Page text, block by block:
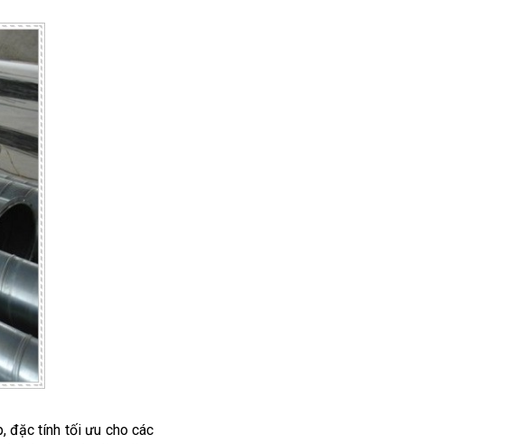
đặc tính tối ưu cho các